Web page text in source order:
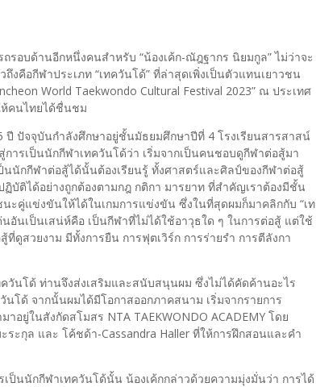
รอบด้านอีกหนึ่งคนสำหรับ “น้องเค้ก-ณัฎฐากร นิยมกูล” ไม่ว่าจะ
งคือกีฬาประเภท “เทควันโด้” ที่ล่าสุดเพิ่งเป็นตัวแทนเยาวชน
World Taekwondo Cultural Festival 2023” ณ ประเทศ
ห้คนไทยได้ชื่นชม
ปี ปัจจุบันกำลังศึกษาอยู่ชั้นมัธยมศึกษาปีที่ 4 โรงเรียนสารสาสน์
การเป็นนักกีฬาเทควันโด้ว่า เริ่มจากเป็นคนชอบดูกีฬาต่อสู้มา
นนักกีฬาต่อสู้ได้นั้นต้องเรียนรู้ ทั้งศาสตร์และศิลป์ของกีฬาต่อสู้
ฏิบัติได้อย่างถูกต้องตามกฎ กติกา มารยาท ที่สำคัญเราต้องมีชั้น
ะคู่แข่งขันให้ได้ในเกมการแข่งขัน ซึ่งในที่สุดผมก็มาคลิกกับ “เท
อันเป็นเสน่ห์คือ เป็นกีฬาที่ไม่ได้ใช้อาวุธใด ๆ ในการต่อสู้ แต่ใช้
ที่ดูสวยงาม มีทั้งการยืน การฟุตเวิร์ก การร่ายรำ การตีลังกา
นโด้ ท่านจึงส่งเสริมและสนับสนุนผม ซึ่งไม่ได้คัดค้านอะไร
นโด้ จากนั้นผมได้มีโอกาสออกภาคสนาม เริ่มจากรายการ
าอยู่ในสังกัดสโมสร NTA TAEKWONDO ACADEMY โดย
ะกุล และ โค้ชด้า-Cassandra Haller ที่ให้การฝึกสอนและคำ
เป็นนักกีฬาเทควันโด้นั้น น้องเค้กกล่าวด้วยความมุ่งมั่นว่า การได้